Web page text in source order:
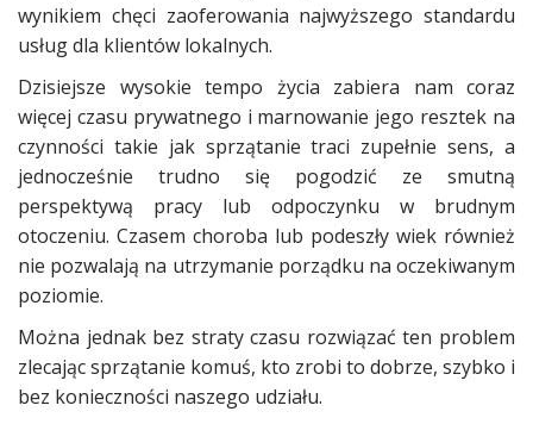
wynikiem chęci zaoferowania najwyższego standardu
usług dla klientów lokalnych.
Dzisiejsze wysokie tempo życia zabiera nam coraz
więcej czasu prywatnego i marnowanie jego resztek na
czynności takie jak sprzątanie traci zupełnie sens, a
jednocześnie trudno się pogodzić ze smutną
perspektywą pracy lub odpoczynku w brudnym
otoczeniu. Czasem choroba lub podeszły wiek również
nie pozwalają na utrzymanie porządku na oczekiwanym
poziomie.
Można jednak bez straty czasu rozwiązać ten problem
zlecając sprzątanie komuś, kto zrobi to dobrze, szybko i
bez konieczności naszego udziału.